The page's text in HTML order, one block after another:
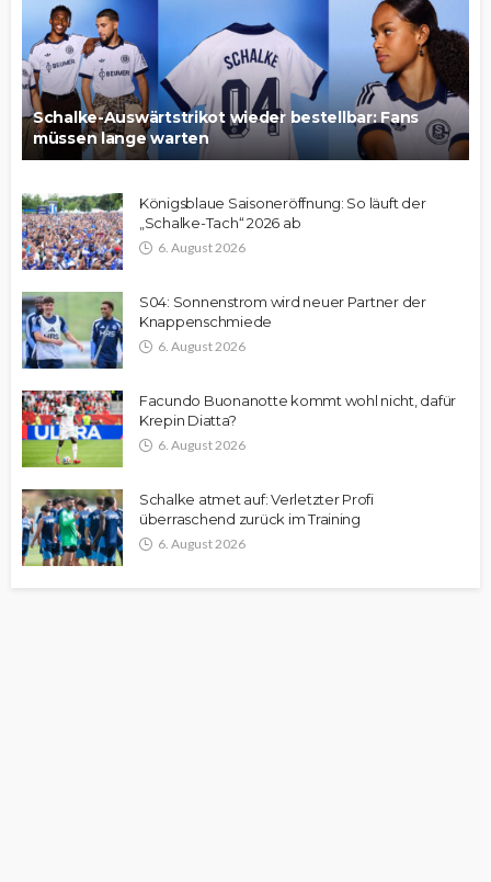
Schalke-Auswärtstrikot wieder bestellbar: Fans
müssen lange warten
Königsblaue Saisoneröffnung: So läuft der
„Schalke-Tach“ 2026 ab
6. August 2026
S04: Sonnenstrom wird neuer Partner der
Knappenschmiede
6. August 2026
Facundo Buonanotte kommt wohl nicht, dafür
Krepin Diatta?
6. August 2026
Schalke atmet auf: Verletzter Profi
überraschend zurück im Training
6. August 2026